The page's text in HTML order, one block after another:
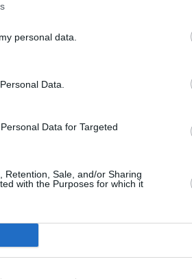
personal data.
Data.
Data for Targeted
Retention, Sale, and/or Sharing
with the Purposes for which it
εκπτώσεις τα
ξεκινούν – Ποιες